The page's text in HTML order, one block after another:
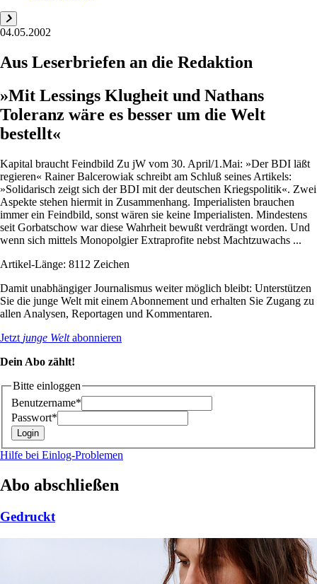
04.05.2002
Aus Leserbriefen an die Redaktion
»Mit Lessings Klugheit und Nathans
Toleranz wäre es besser um die Welt
bestellt«
Kapital braucht Feindbild Zu jW vom 30. April/1.Mai: »Der BDI läßt
regieren« Rainer Balcerowiak schreibt am Schluß seines Artikels:
»Solidarisch zeigt sich der BDI mit der deutschen Kriegspolitik«. Zwei
Aspekte stehen hiermit in Zusammenhang. Imperialisten brauchen
immer ein Feindbild, sonst wären sie keine Imperialisten. Mindestens
seit Gorbatschow war diese Wahrheit bewußt verdrängt worden. Und
wenn sich mittels Monopolgier Extraprofite nebst Machtzuwachs ...
Artikel-Länge: 8112 Zeichen
Damit unabhängiger Journalismus weiter möglich bleibt: Unterstützen
Sie die junge Welt mit einem Abonnement und erhalten Sie Zugang zu
allen Analysen, Reportagen und Kommentaren.
Jetzt junge Weltabonnieren
Dein Abo zählt!
Bitte einloggen
Benutzername*
Passwort*
Hilfe bei Einlog-Problemen
Abo abschließen
Gedruckt